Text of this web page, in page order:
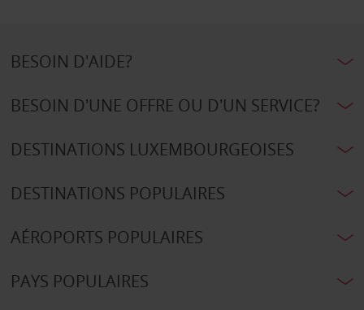
BESOIN D'AIDE?
BESOIN D'UNE OFFRE OU D'UN SERVICE?
DESTINATIONS LUXEMBOURGEOISES
DESTINATIONS POPULAIRES
AÉROPORTS POPULAIRES
PAYS POPULAIRES